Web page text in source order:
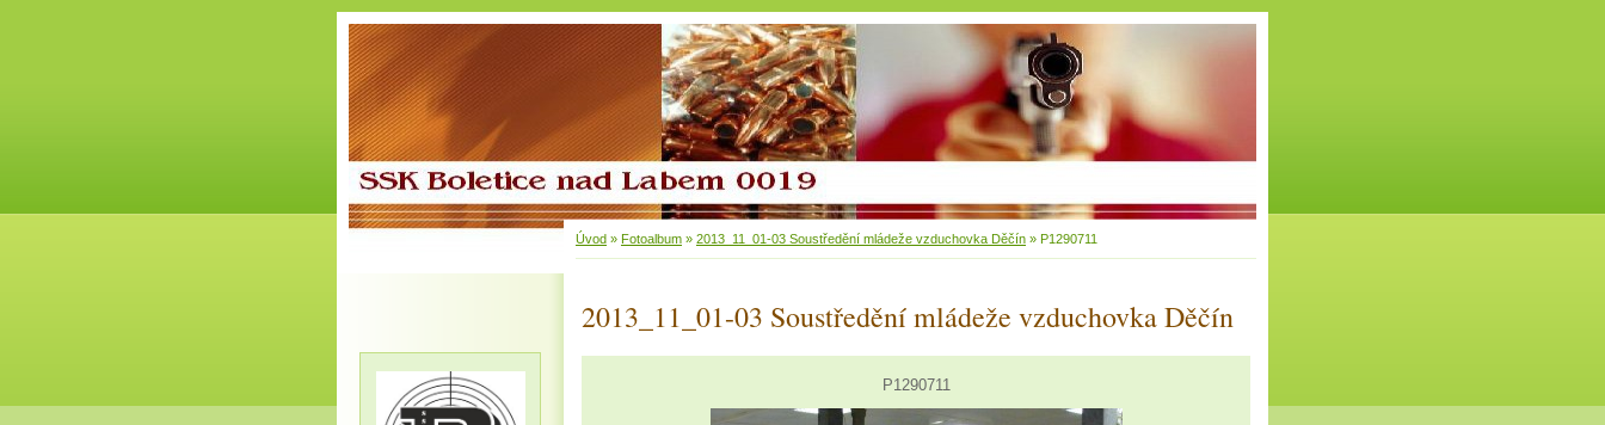
Úvod » Fotoalbum » 2013_11_01-03 Soustředění mládeže vzduchovka Děčín » P1290711
2013_11_01-03 Soustředění mládeže vzduchovka Děčín
P1290711